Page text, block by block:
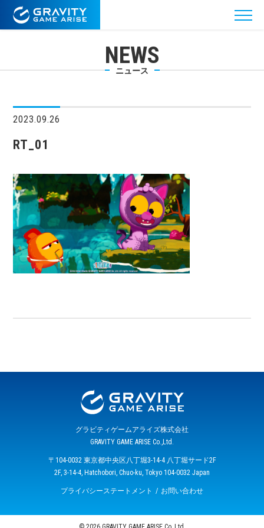
NEWS
ニュース
2023.09.26
RT_01
グラビティゲームアライズ株式会社
GRAVITY GAME ARISE Co.,Ltd.
〒104-0032 東京都中央区八丁堀3-14-4 八丁堀サード2F
2F, 3-14-4, Hatchobori, Chuo-ku, Tokyo 104-0032 Japan
プライバシーステートメント お問い合わせ